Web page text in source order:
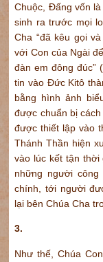
Chuộc, Đấng vốn
sinh ra trước mọi
Cha “đã kêu gọi
với Con của Ngài
đàn em đông đúc”
tin vào Đức Kitô
bằng hình ảnh
được chuẩn bị
được thiết lập vào
Thánh Thần hiện
vào lúc kết tận thời
những người công
chính, tới người
lại bên Chúa Cha
3.
Như thế, Chúa